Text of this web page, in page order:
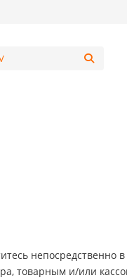
непосредственно
товарным и/или